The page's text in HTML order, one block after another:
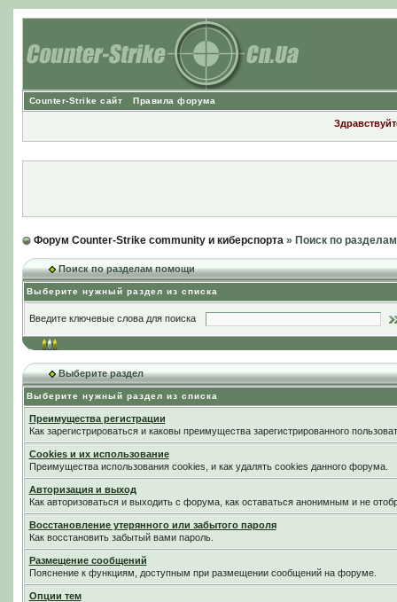
Counter-Strike сайт Правила форума
Форум Counter-Strike community и киберспорта» Поиск по
Поиск по разделам помощи
Выберите нужный раздел из списка
Введите ключевые слова для поиска
Выберите раздел
Выберите нужный раздел из списка
Преимущества регистрации
Как зарегистрироваться и каковы преимущества зарегистрированного
Cookies и их использование
Преимущества использования cookies, и как удалять cookies данного форума.
Авторизация и выход
Как авторизоваться и выходить с форума, как оставаться анонимным и не
Восстановление утерянного или забытого пароля
Как восстановить забытый вами пароль.
Размещение сообщений
Пояснение к функциям, доступным при размещении сообщений на форуме.
Опции тем